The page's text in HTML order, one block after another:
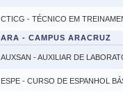
CTICG - TÉCNICO EM
ARA - CAMPUS ARACRUZ
AUXSAN - AUXILIAR DE
ESPE - CURSO DE ESPANHOL